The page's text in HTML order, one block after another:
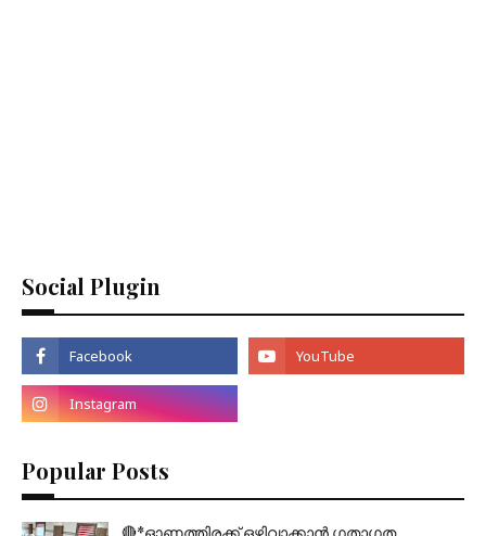
Social Plugin
Popular Posts